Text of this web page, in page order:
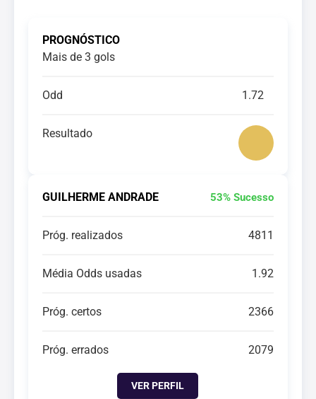
PROGNÓSTICO
Mais de 3 gols
Odd 1.72
Resultado
GUILHERME ANDRADE 53% Sucesso
Próg. realizados 4811
Média Odds usadas 1.92
Próg. certos 2366
Próg. errados 2079
VER PERFIL